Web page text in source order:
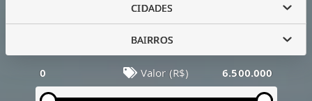
CIDADES
BAIRROS
0 Valor (R$) 6.500.000